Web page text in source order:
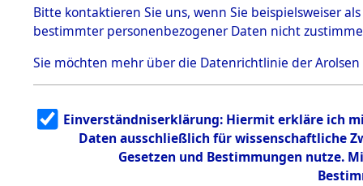
1.2.9.2
Effekten aus
dem KZ
Bayerisches
1.2.9.3
Effekten aus
dem KZ
Neuengamm Einen Kommentar
Bitte kontaktieren Sie uns, wenn Sie beispielsweiser
bestimmter personenbezogener Daten nicht
Sie möchten mehr über die Datenrichtlinie der Arolsen
Einverständniserklärung: Hiermit erkläre ich
Daten ausschließlich für wissenschaftliche
Gesetzen und Bestimmungen nutze.